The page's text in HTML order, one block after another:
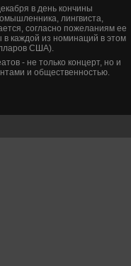
в де­нь кончины
лингвиста,
согласно пожеланиям ее
каждой из номинаций в этом
США).
- не только концерт, но и
и обществе­нностью.